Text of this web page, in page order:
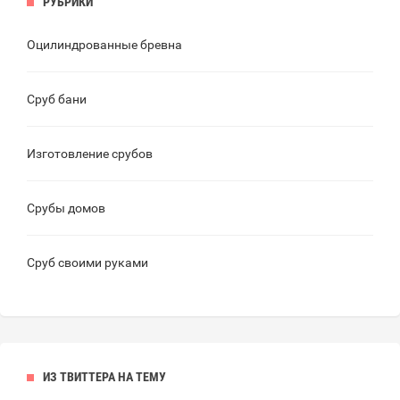
Оцилиндрованные бревна
Сруб бани
Изготовление срубов
Срубы домов
Сруб своими руками
ИЗ ТВИТТЕРА НА ТЕМУ